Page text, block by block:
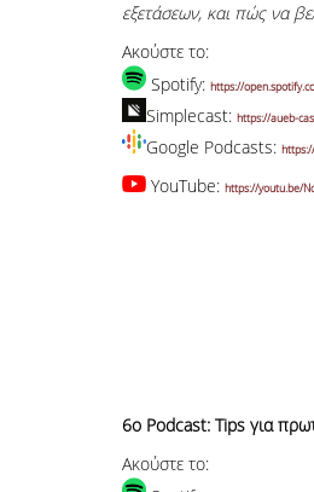
εξετάσεων, και πώς να
Ακούστε το:
Spotify: https://
Simplecast: https://aueb-
Google Podcasts:
YouTube: https://youtu.be/
6o Podcast: Tips για
Ακούστε το: